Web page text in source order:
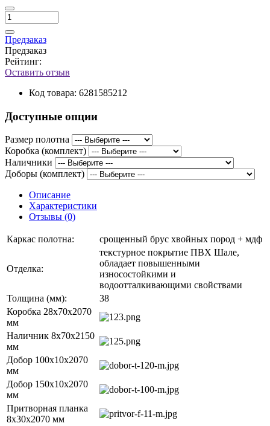
Предзаказ
Предзаказ
Рейтинг:
Оставить отзыв
Код товара: 6281585212
Доступные опции
Размер полотна
Коробка (комплект)
Наличники
Доборы (комплект)
Описание
Характеристики
Отзывы (0)
Каркас полотна: срощенный брус хвойных пород + мдф
Отделка:
текстурное покрытие ПВХ Шале,
обладает повышенными
износостойкими и
водоотталкивающими свойствами
Толщина (мм):
38
Коробка 28х70х2070
мм
Наличник 8x70x2150
мм
Добор 100х10х2070
мм
Добор 150х10х2070
мм
Притворная планка
8х30х2070 мм